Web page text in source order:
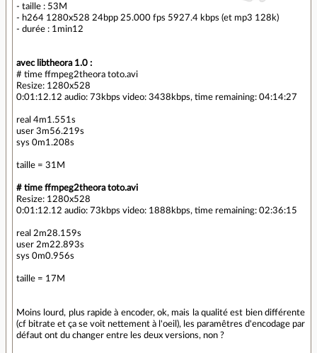
- taille : 53M
- h264 1280x528 24bpp 25.000 fps 5927.4 kbps (et mp3 128k)
- durée : 1min12
avec libtheora 1.0 :
# time ffmpeg2theora toto.avi
Resize: 1280x528
0:01:12.12 audio: 73kbps video: 3438kbps, time remaining: 04:14:27
real 4m1.551s
user 3m56.219s
sys 0m1.208s
taille = 31M
# time ffmpeg2theora toto.avi
Resize: 1280x528
0:01:12.12 audio: 73kbps video: 1888kbps, time remaining: 02:36:15
real 2m28.159s
user 2m22.893s
sys 0m0.956s
taille = 17M
Moins lourd, plus rapide à encoder, ok, mais la qualité est bien différente
(cf bitrate et ça se voit nettement à l'oeil), les paramêtres d'encodage par
défaut ont du changer entre les deux versions, non ?